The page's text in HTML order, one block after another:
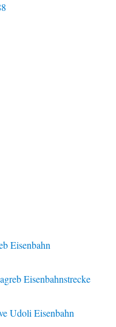
Eisenbahn
Eisenbahnstrecke
Udoli Eisenbahn